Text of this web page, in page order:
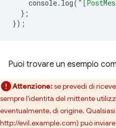
console. log(
};
});
Puoi trovare un esempio
Attenzione:se prevedi di
sempre l'identità del mittente
eventualmente, di origine.
http://evil.example.com) può